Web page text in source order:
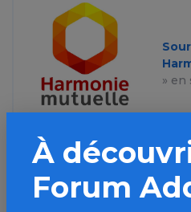
» en
À
Forum